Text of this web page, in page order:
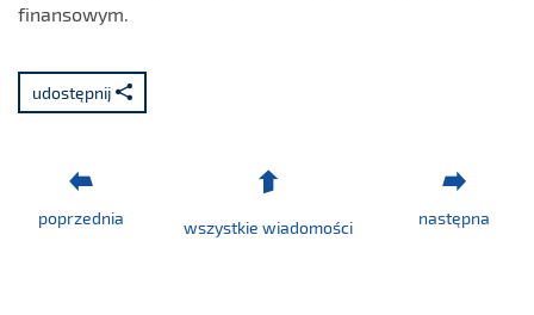
finansowym.
udostępnij
poprzednia wszystkie wiadomości następna